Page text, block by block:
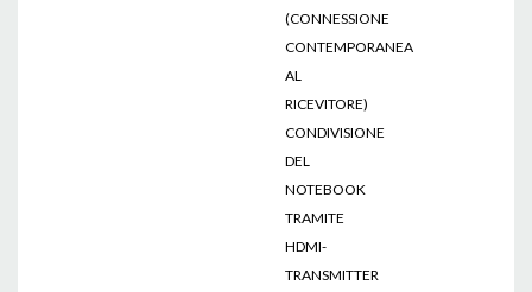
(CONNESSIONE
CONTEMPORANEA
AL
RICEVITORE)
CONDIVISIONE
DEL
NOTEBOOK
TRAMITE
HDMI-
TRANSMITTER